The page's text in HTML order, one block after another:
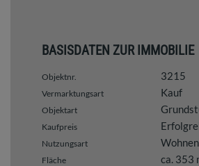
BASISDATEN ZUR IMMOBILIE
Objektnr. 3215
Vermarktungsart Kauf
Objektart
Kaufpreis
Nutzungsart Wohnen
Fläche ca. 353